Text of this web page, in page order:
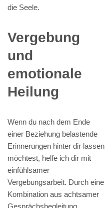
die Seele.
Vergebung
und
emotionale
Heilung
Wenn du nach dem Ende
einer Beziehung belastende
Erinnerungen hinter dir lassen
möchtest, helfe ich dir mit
einfühlsamer
Vergebungsarbeit. Durch eine
Kombination aus achtsamer
Gesprächsbegleitung,